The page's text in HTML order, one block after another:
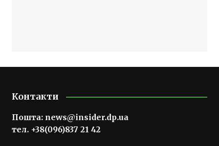
Контакти
Пошта: news@insider.dp.ua
тел. +38(096)837 21 42